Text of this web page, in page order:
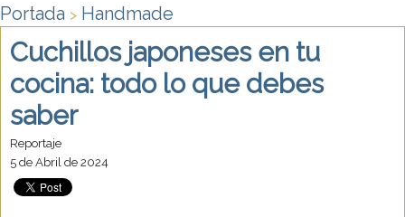
Portada > Handmade
Cuchillos japoneses en tu
cocina: todo lo que debes
saber
Reportaje
5 de Abril de 2024